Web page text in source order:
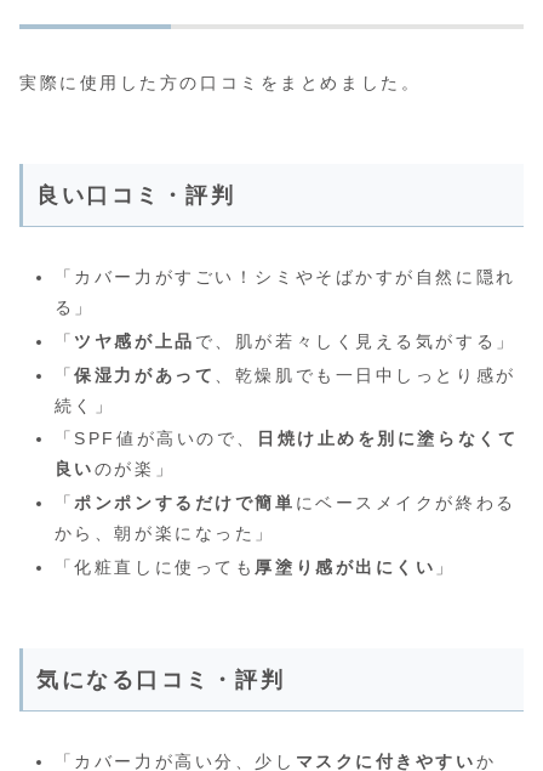
実際に使用した方の口コミをまとめました。
良い口コミ・評判
「カバー力がすごい！シミやそばかすが自然に隠れ
る」
「 ツヤ感が上品 で、肌が若々しく見える気がする」
「保湿力があって
、乾燥肌でも一日中しっとり感が
続く」
「SPF値が高いので、
日焼け止めを別に塗らなくて
良いのが楽」
「ポンポンするだけで簡単 にベースメイクが終わる
から、朝が楽になった」
「化粧直しに使っても 厚塗り感が出にくい 」
気になる口コミ・評判
「カバー力が高い分、少し マスクに付きやすいか